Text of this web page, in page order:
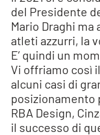
del Presidente
Mario Draghi
atleti azzurri, la
E’ quindi un
Vi offriamo così
alcuni casi di
posizionamento
RBA Design,
il successo di